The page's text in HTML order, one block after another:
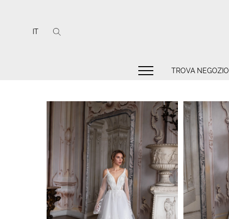
IT
TROVA NEGOZIO